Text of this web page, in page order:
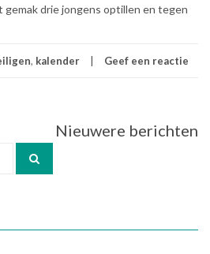
drie jongens optillen en tegen
, kalender Geef een reactie
Nieuwere berichten